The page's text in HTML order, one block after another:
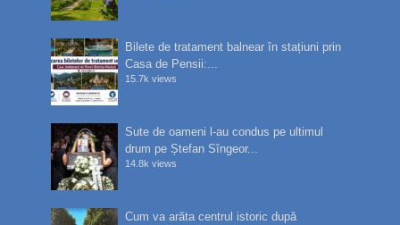
Bilete de tratament balnear în stațiuni prin
Casa de Pensii:...
15.7k views
Sute de oameni l-au condus pe ultimul
drum pe Ștefan Sîngeor...
14.8k views
Cum va arăta centrul istoric după